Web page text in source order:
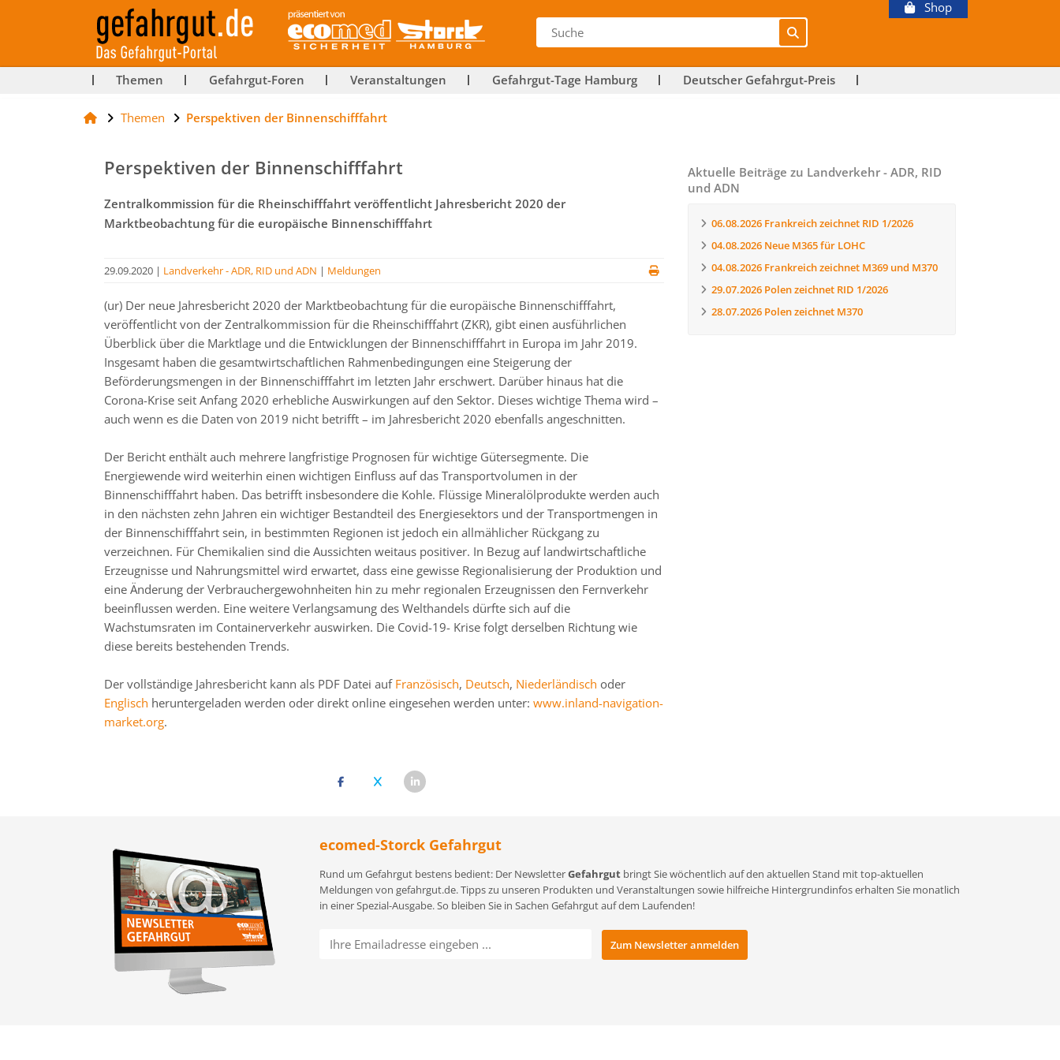
Shop
Themen Gefahrgut-Foren Veranstaltungen Gefahrgut-Tage Hamburg Deutscher Gefahrgut-Preis
Themen Perspektiven der Binnenschifffahrt
Perspektiven der Binnenschifffahrt
Zentralkommission für die Rheinschifffahrt veröffentlicht Jahresbericht 2020 der
Marktbeobachtung für die europäische Binnenschifffahrt
29.09.2020 | Landverkehr - ADR, RID und ADN | Meldungen
(ur) Der neue Jahresbericht 2020 der Marktbeobachtung für die europäische Binnenschifffahrt,
veröffentlicht von der Zentralkommission für die Rheinschifffahrt (ZKR), gibt einen ausführlichen
Überblick über die Marktlage und die Entwicklungen der Binnenschifffahrt in Europa im Jahr 2019.
Insgesamt haben die gesamtwirtschaftlichen Rahmenbedingungen eine Steigerung der
Beförderungsmengen in der Binnenschifffahrt im letzten Jahr erschwert. Darüber hinaus hat die
Corona-Krise seit Anfang 2020 erhebliche Auswirkungen auf den Sektor. Dieses wichtige Thema wird –
auch wenn es die Daten von 2019 nicht betrifft – im Jahresbericht 2020 ebenfalls angeschnitten.
Der Bericht enthält auch mehrere langfristige Prognosen für wichtige Gütersegmente. Die
Energiewende wird weiterhin einen wichtigen Einfluss auf das Transportvolumen in der
Binnenschifffahrt haben. Das betrifft insbesondere die Kohle. Flüssige Mineralölprodukte werden auch
in den nächsten zehn Jahren ein wichtiger Bestandteil des Energiesektors und der Transportmengen in
der Binnenschifffahrt sein, in bestimmten Regionen ist jedoch ein allmählicher Rückgang zu
verzeichnen. Für Chemikalien sind die Aussichten weitaus positiver. In Bezug auf landwirtschaftliche
Erzeugnisse und Nahrungsmittel wird erwartet, dass eine gewisse Regionalisierung der Produktion und
eine Änderung der Verbrauchergewohnheiten hin zu mehr regionalen Erzeugnissen den Fernverkehr
beeinflussen werden. Eine weitere Verlangsamung des Welthandels dürfte sich auf die
Wachstumsraten im Containerverkehr auswirken. Die Covid-19- Krise folgt derselben Richtung wie
diese bereits bestehenden Trends.
Der vollständige Jahresbericht kann als PDF Datei auf Französisch, Deutsch, Niederländisch oder
Englisch heruntergeladen werden oder direkt online eingesehen werden unter: www.inland-navigation-
market.org.
Aktuelle Beiträge zu Landverkehr - ADR, RID
und ADN
06.08.2026 Frankreich zeichnet RID 1/2026
04.08.2026 Neue M365 für LOHC
04.08.2026 Frankreich zeichnet M369 und M370
29.07.2026 Polen zeichnet RID 1/2026
28.07.2026 Polen zeichnet M370
ecomed-Storck Gefahrgut
Rund um Gefahrgut bestens bedient: Der NewsletterGefahrgut bringt Sie wöchentlich auf den aktuellen Stand mit top-aktuellen
Meldungen von gefahrgut.de. Tipps zu unseren Produkten und Veranstaltungen sowie hilfreiche Hintergrundinfos erhalten Sie monatlich
in einer Spezial-Ausgabe. So bleiben Sie in Sachen Gefahrgut auf dem Laufenden!